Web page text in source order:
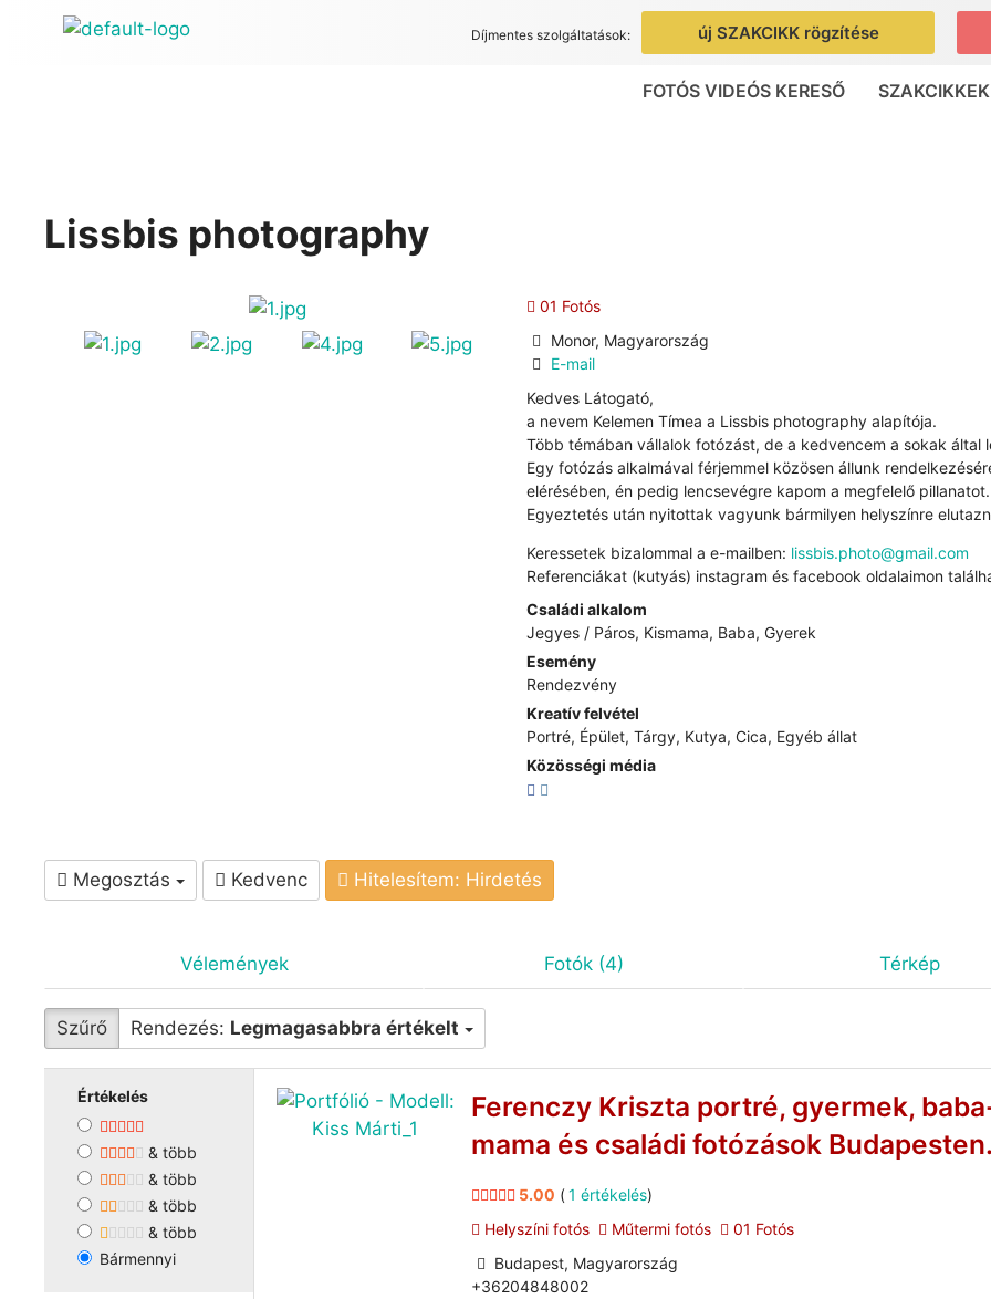
Díjmentes szolgáltatások: új SZAKCIKK rögzítése
FOTÓS VIDEÓS KERESŐ SZAKCIKKEK
Lissbis photography
01 Fotós
Monor, Magyarország
E-mail
Kedves Látogató,
a nevem Kelemen Tímea a Lissbis photography alapítója.
Több témában vállalok fotózást, de a kedvencem a sokak
Egy fotózás alkalmával férjemmel közösen állunk
elérésében, én pedig lencsevégre kapom a megfelelő pillanatot.
Egyeztetés után nyitottak vagyunk bármilyen helyszínre
Keressetek bizalommal a e-mailben: lissbis.photo@gmail.com
Referenciákat (kutyás) instagram és facebook oldalaimon
Családi alkalom
Jegyes / Páros, Kismama, Baba, Gyerek
Esemény
Rendezvény
Kreatív felvétel
Portré, Épület, Tárgy, Kutya, Cica, Egyéb állat
Közösségi média
Megosztás Kedvenc Hitelesítem: Hirdetés
Vélemények Fotók (4) Térkép
Szűrő Rendezés: Legmagasabbra értékelt
Értékelés
& több
& több
& több
& több
Bármennyi
Ferenczy Kriszta portré, gyermek,
mama és családi fotózások
5.00 (1 értékelés)
Helyszíni fotós
Műtermi fotós
01 Fotós
Budapest, Magyarország
+36204848002